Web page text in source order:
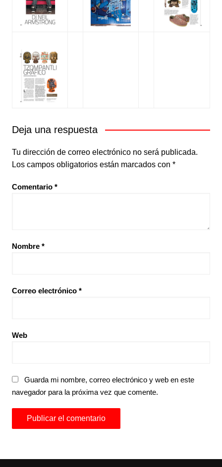
Deja una respuesta
Tu dirección de correo electrónico no será publicada.
Los campos obligatorios están marcados con *
Comentario *
Nombre *
Correo electrónico *
Web
Guarda mi nombre, correo electrónico y web en este
navegador para la próxima vez que comente.